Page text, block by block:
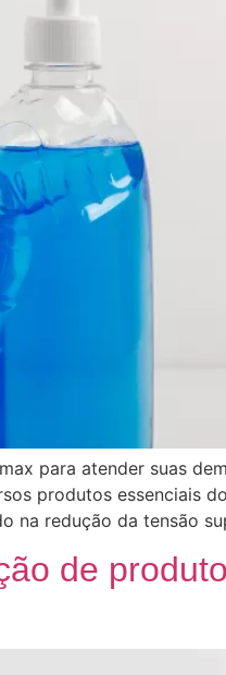
para atender suas
produtos essenciais
na redução da tensão
de